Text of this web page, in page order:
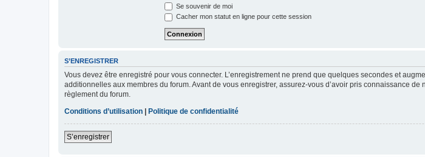
Se souvenir de moi
Cacher mon statut en ligne pour cette session
S’ENREGISTRER
Vous devez être enregistré pour vous connecter. L’enregistrement ne prend que quelques secondes et
additionnelles aux membres du forum. Avant de vous enregistrer, assurez-vous d’avoir pris connaissance
règlement du forum.
Conditions d’utilisation
Politique de confidentialité
S’enregistrer